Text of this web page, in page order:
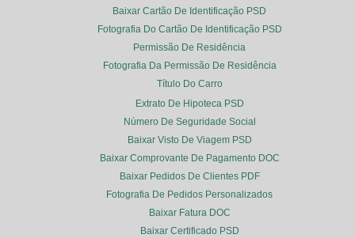
Baixar Cartão De Identificação PSD
Fotografia Do Cartão De Identificação PSD
Permissão De Residência
Fotografia Da Permissão De Residência
Título Do Carro
Extrato De Hipoteca PSD
Número De Seguridade Social
Baixar Visto De Viagem PSD
Baixar Comprovante De Pagamento DOC
Baixar Pedidos De Clientes PDF
Fotografia De Pedidos Personalizados
Baixar Fatura DOC
Baixar Certificado PSD